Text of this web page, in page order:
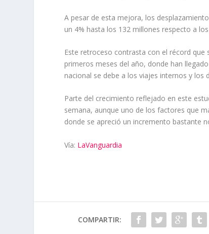
A pesar de esta mejora, los
un 4% hasta los 132 millones respecto a
Este retroceso contrasta con el récord que
primeros meses del año, donde han
nacional se debe a los viajes internos y
Parte del crecimiento reflejado en este
semana, aunque uno de los factores que
donde se apreció un incremento bastante
Vía: LaVanguardia
COMPARTIR: